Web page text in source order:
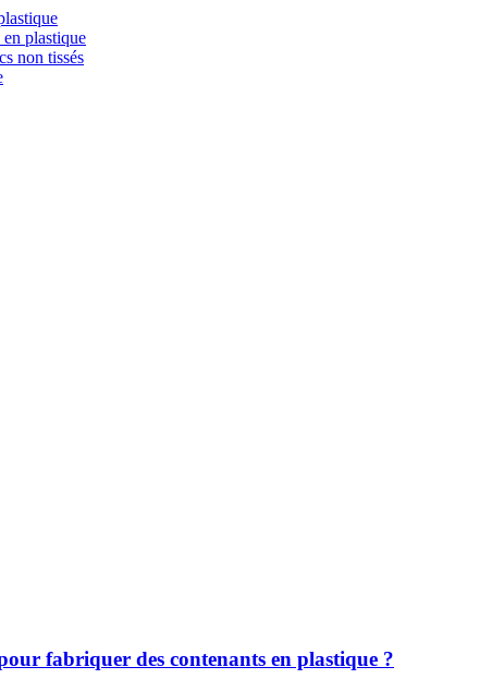
en plastique
non tissés
fabriquer des contenants en plastique ?